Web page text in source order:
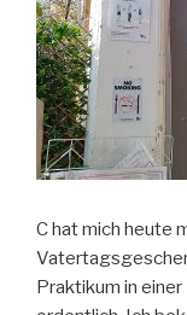
C hat mich heute
Praktikum in